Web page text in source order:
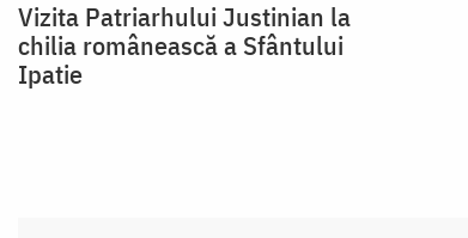
Vizita Patriarhului Justinian la
chilia românească a Sfântului
Ipatie